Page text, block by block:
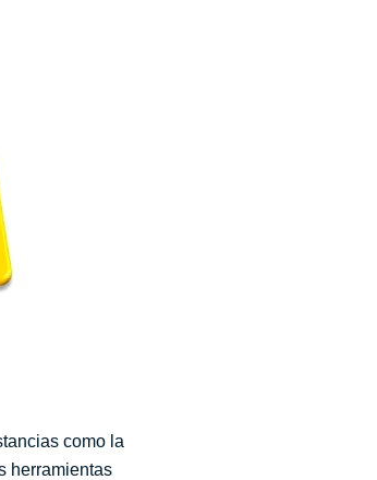
como la
herramientas